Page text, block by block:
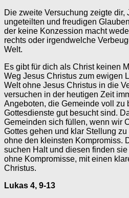
Die zweite Versuchung zeigte dir,
ungeteilten und freudigen
der keine Konzession macht
rechts oder irgendwelche
Welt.
Es gibt für dich als Christ keinen
Weg Jesus Christus zum ewigen
Welt ohne Jesus Christus in die
versuchen in der heutigen Zeit
Angeboten, die Gemeinde voll zu
Gottesdienste gut besucht sind.
Gemeinden sich füllen, wenn wir
Gottes gehen und klar Stellung
ohne den kleinsten Kompromiss.
suchen Halt und diesen finden
ohne Kompromisse, mit einen
Christus.
Lukas 4, 9-13